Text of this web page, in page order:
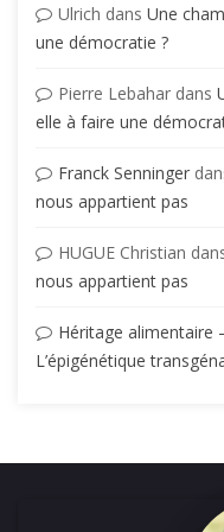
Ulrich dans Une
une démocratie ?
Pierre Lebahar dans
elle à faire une
Franck Senninger
nous appartient pas
HUGUE Christian
nous appartient pas
Héritage alimentaire
L’épigénétique